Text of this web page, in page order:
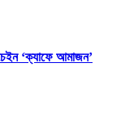
‘ক্যাফে আমাজন’